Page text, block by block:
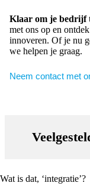
Klaar om je bedrijf
met ons op en
innoveren. Of je nu
we helpen je graag.
Neem contact met
Wat is dat, ‘integratie’?